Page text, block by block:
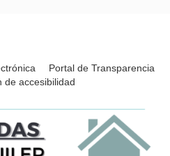
Portal de Transparencia
de accesibilidad